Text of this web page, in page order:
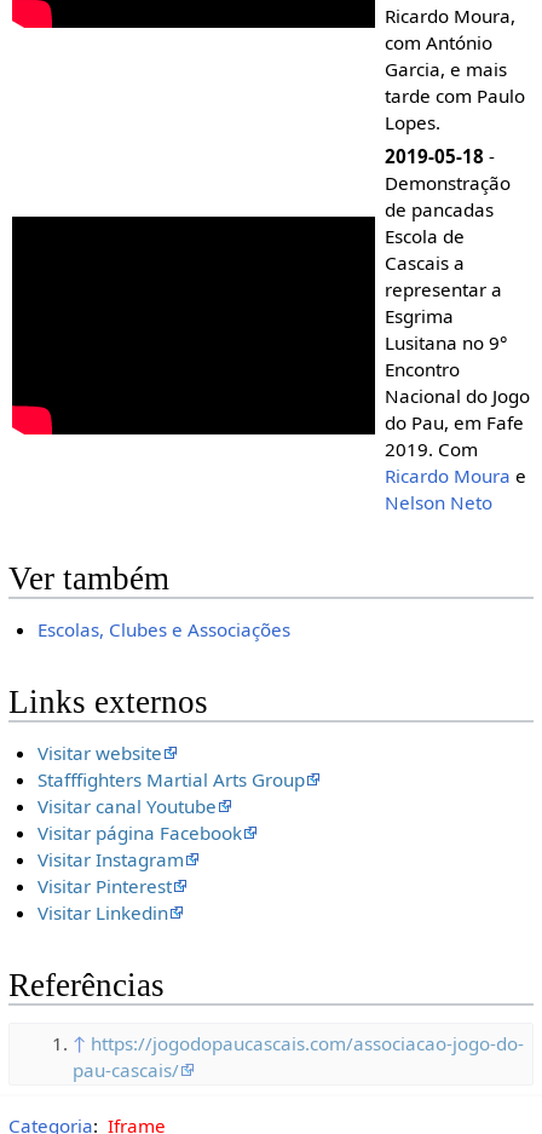
Ricardo Moura,
com António
Garcia, e mais
tarde com Paulo
Lopes.
2019-05-18-
Demonstração
de pancadas
Escola de
Cascais a
representar a
Esgrima
Lusitana no 9°
Encontro
Nacional do Jogo
do Pau, em Fafe
2019. Com
Ricardo Moura e
Nelson Neto
Ver também
Escolas, Clubes e Associações
Links externos
Visitar website
Stafffighters Martial Arts Group
Visitar canal Youtube
Visitar página Facebook
Visitar Instagram
Visitar Pinterest
Visitar Linkedin
Referências
↑ https://jogodopaucascais.com/associacao-jogo-do-
pau-cascais/
Categoria: Iframe